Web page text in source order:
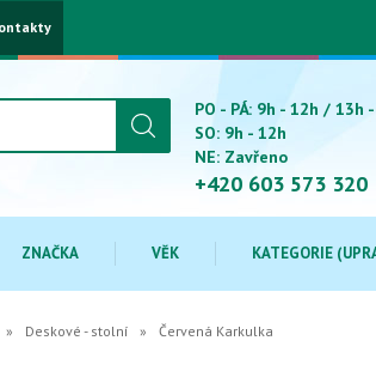
PO - PÁ: 9h - 12h / 13h
SO: 9h - 12h
NE: Zavřeno
+420 603 573 320
ZNAČKA VĚK KATEGORIE
Deskové - stolní Červená Karkulka